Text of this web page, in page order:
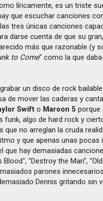
líricamente, es un triste
que escuchar canciones
tres únicas canciones
darse cuenta de que su
más que razonable (y
to Come" como la que
un disco de rock
de mover las caderas y
Swift o Maroon 5 porque
funk, algo de hard rock y
no arreglan la cruda
y que apenas unas pocas
que hay demasiadas
"Destroy the Man",
parones
Dennis gritando sin